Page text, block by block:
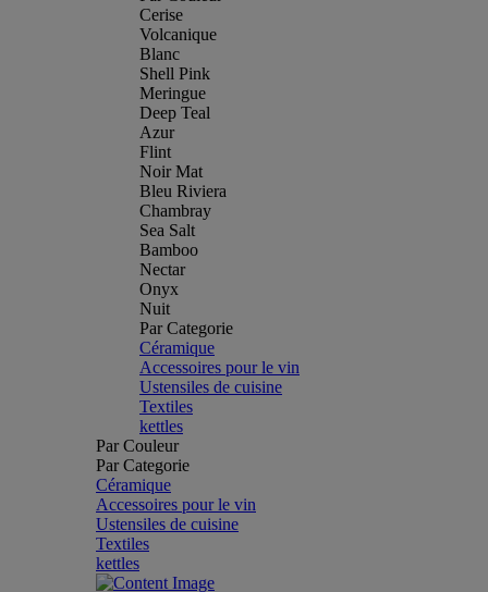
Cerise
Volcanique
Blanc
Shell Pink
Meringue
Deep Teal
Azur
Flint
Noir Mat
Bleu Riviera
Chambray
Sea Salt
Bamboo
Nectar
Onyx
Nuit
Par Categorie
Céramique
Accessoires pour le vin
Ustensiles de cuisine
Textiles
kettles
Par Couleur
Par Categorie
Céramique
Accessoires pour le vin
Ustensiles de cuisine
Textiles
kettles